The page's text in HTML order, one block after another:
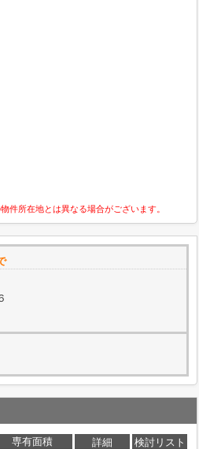
件所在地とは異なる場合がございます。
専有面積 詳細
検討リスト